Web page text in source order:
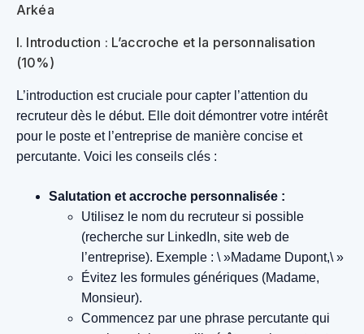
Arkéa
I. Introduction : L’accroche et la personnalisation
(10%)
L’introduction est cruciale pour capter l’attention du
recruteur dès le début. Elle doit démontrer votre intérêt
pour le poste et l’entreprise de manière concise et
percutante. Voici les conseils clés :
Salutation et accroche personnalisée :
Utilisez le nom du recruteur si possible
(recherche sur LinkedIn, site web de
l’entreprise). Exemple : \ »Madame Dupont,\ »
Évitez les formules génériques (Madame,
Monsieur).
Commencez par une phrase percutante qui